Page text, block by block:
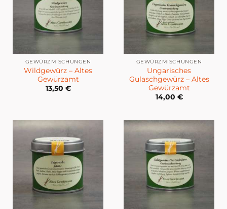
GEWÜRZMISCHUNGEN
Wildgewürz – Altes
Gewürzamt
13,50 €
GEWÜRZMISCHUNGEN
Ungarisches
Gulaschgewürz – Altes
Gewürzamt
14,00 €